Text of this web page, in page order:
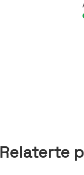
Relaterte